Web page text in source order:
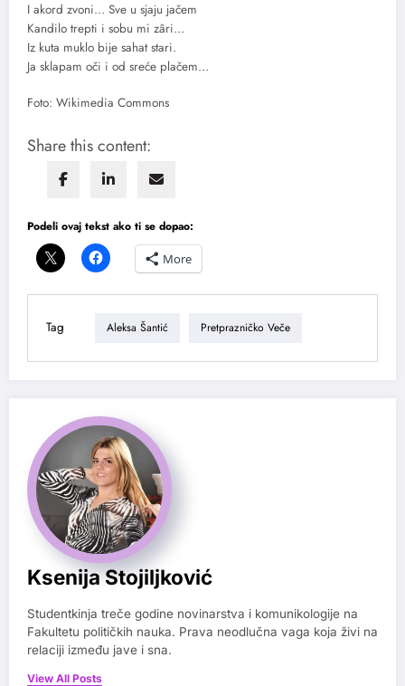
I akord zvoni… Sve u sjaju jačem
Kandilo trepti i sobu mi zâri…
Iz kuta muklo bije sahat stari.
Ja sklapam oči i od sreće plačem…
Foto: Wikimedia Commons
Share this content:
Podeli ovaj tekst ako ti se dopao:
More
Tag Aleksa Šantić Pretprazničko Veče
Ksenija Stojiljković
Studentkinja treče godine novinarstva i komunikologije na
Fakultetu političkih nauka. Prava neodlučna vaga koja živi na
relaciji između jave i sna.
View All Posts